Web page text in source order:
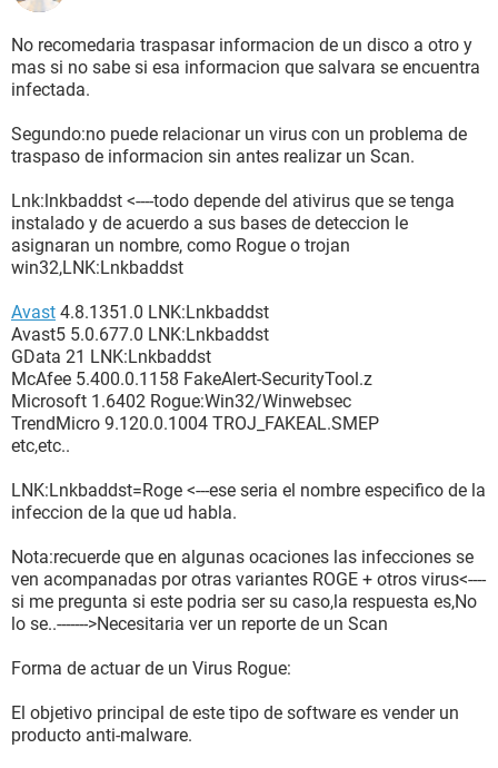
No recomedaria traspasar informacion de un disco a otro y
mas si no sabe si esa informacion que salvara se encuentra
infectada.
Segundo:no puede relacionar un virus con un problema de
traspaso de informacion sin antes realizar un Scan.
Lnk:lnkbaddst <----todo depende del ativirus que se tenga
instalado y de acuerdo a sus bases de deteccion le
asignaran un nombre, como Rogue o trojan
win32,LNK:Lnkbaddst
Avast 4.8.1351.0 LNK:Lnkbaddst
Avast5 5.0.677.0 LNK:Lnkbaddst
GData 21 LNK:Lnkbaddst
McAfee 5.400.0.1158 FakeAlert-SecurityTool.z
Microsoft 1.6402 Rogue:Win32/Winwebsec
TrendMicro 9.120.0.1004 TROJ_FAKEAL.SMEP
etc,etc..
LNK:Lnkbaddst=Roge <---ese seria el nombre especifico de la
infeccion de la que ud habla.
Nota:recuerde que en algunas ocaciones las infecciones se
ven acompanadas por otras variantes ROGE + otros virus<----
si me pregunta si este podria ser su caso,la respuesta es,No
lo se..------->Necesitaria ver un reporte de un Scan
Forma de actuar de un Virus Rogue:
El objetivo principal de este tipo de software es vender un
producto anti-malware.